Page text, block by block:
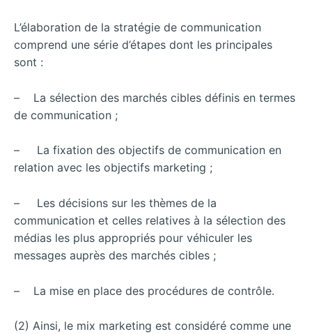
L’élaboration de la stratégie de communication
comprend une série d’étapes dont les principales
sont :
– La sélection des marchés cibles définis en termes
de communication ;
– La fixation des objectifs de communication en
relation avec les objectifs marketing ;
– Les décisions sur les thèmes de la
communication et celles relatives à la sélection des
médias les plus appropriés pour véhiculer les
messages auprès des marchés cibles ;
– La mise en place des procédures de contrôle.
(2) Ainsi, le mix marketing est considéré comme une